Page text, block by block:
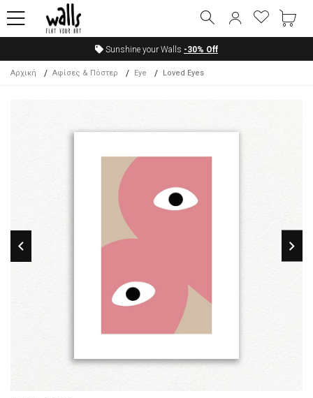
Sunshine your Walls -30% Off
Αρχική Αφίσες & Πόστερ Eye Loved Eyes